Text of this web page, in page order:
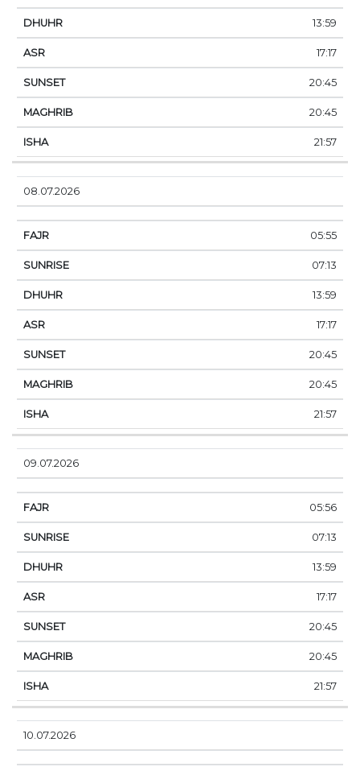
13:59
17:17
20:45
20:45
21:57
08.07.2026
05:55
07:13
13:59
17:17
20:45
20:45
21:57
09.07.2026
05:56
07:13
13:59
17:17
20:45
20:45
21:57
10.07.2026